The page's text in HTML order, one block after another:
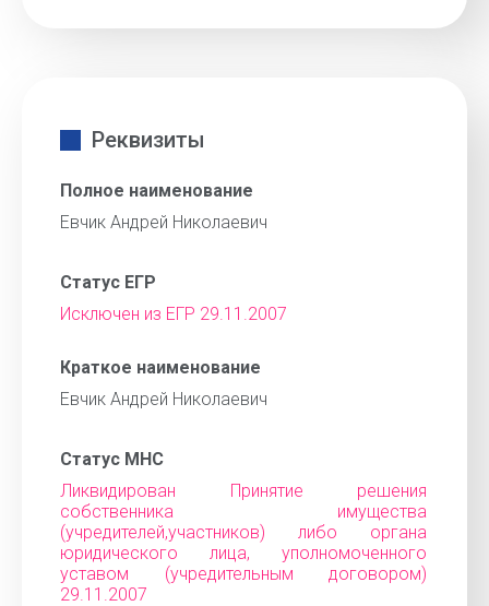
Реквизиты
Полное наименование
Евчик Андрей Николаевич
Статус ЕГР
Исключен из ЕГР 29.11.2007
Краткое наименование
Евчик Андрей Николаевич
Статус МНС
Ликвидирован Принятие решения
собственника имущества
(учредителей,участников) либо органа
юридического лица, уполномоченного
уставом (учредительным договором)
29.11.2007